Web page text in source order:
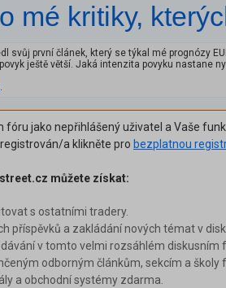
mé kritiky,
svůj první článek, který se týkal mé prognózy
ještě větší. Jaká intenzita povyku nastane
.
fóru jako nepřihlášený uživatel a Vaše
a klikněte pro bezplatnou
můžete získat:
s ostatními tradery.
příspěvků a zakládání nových témat v
v tomto velmi rozsáhlém diskusním
odborným článkům, sekcím a školy
a obchodní systémy zdarma.